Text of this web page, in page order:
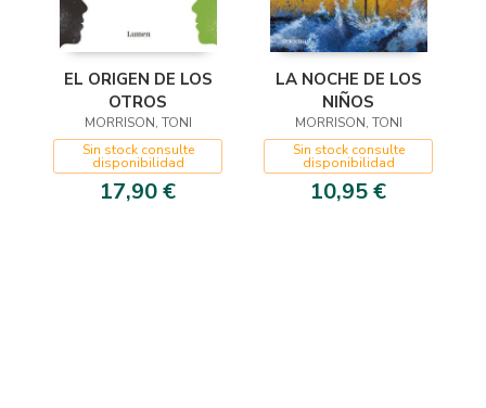
EL ORIGEN DE LOS
OTROS
MORRISON, TONI
Sin stock consulte
disponibilidad
17,90 €
LA NOCHE DE LOS
NIÑOS
MORRISON, TONI
Sin stock consulte
disponibilidad
10,95 €